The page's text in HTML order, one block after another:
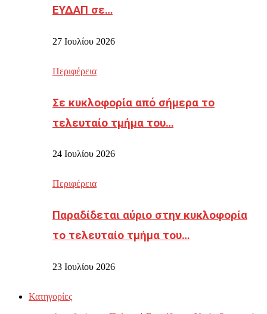
ΕΥΔΑΠ σε…
27 Ιουλίου 2026
Περιφέρεια
Σε κυκλοφορία από σήμερα το
τελευταίο τμήμα του…
24 Ιουλίου 2026
Περιφέρεια
Παραδίδεται αύριο στην κυκλοφορία
το τελευταίο τμήμα του…
23 Ιουλίου 2026
Κατηγορίες